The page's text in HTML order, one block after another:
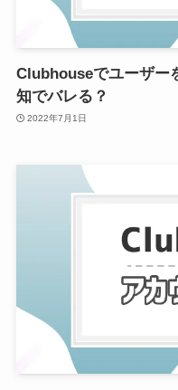
Clubhouseでユーザー
知でバレる？
2022年7月1日